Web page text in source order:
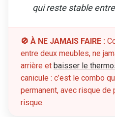
qui reste stable
🚫 À NE JAMAIS FAIRE :
entre deux meubles, ne
arrière et baisser le
canicule : c’est le combo
permanent, avec risque de
risque.